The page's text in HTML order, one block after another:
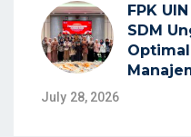
FPK
SDM
July 28, 2026